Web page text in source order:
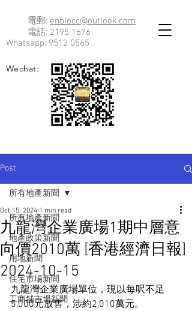
電郵: enblocc@outlook.com
電話: 2195 1676
Whatsapp: 9512 0565
Wechat:
Post
所有地產新聞
地產政策新聞
用地新聞
住宅市場新聞
工商舖市場新聞
所有地產新聞
九龍灣企業廣場1期中層意
向價2010萬 [香港經濟日報]
2024-10-15
Oct 15, 2024 1 min read
九龍灣企業廣場單位，現以每呎不足
5,000元放售，涉約2,010萬元。